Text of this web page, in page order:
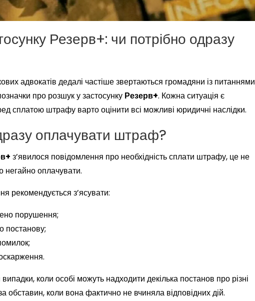
Резерв+: чи потрібно одразу
адвокатів дедалі частіше звертаються громадяни із питаннями
про розшук у застосунку Резерв+. Кожна ситуація є
сплатою штрафу варто оцінити всі можливі юридичні наслідки.
оплачувати штраф?
з’явилося повідомлення про необхідність сплати штрафу, це не
негайно оплачувати.
рекомендується з’ясувати:
порушення;
постанову;
коли особі можуть надходити декілька постанов про різні
обставин, коли вона фактично не вчиняла відповідних дій.